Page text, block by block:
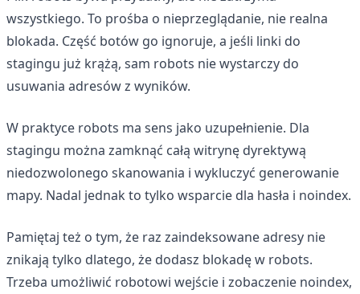
wszystkiego. To prośba o nieprzeglądanie, nie realna
blokada. Część botów go ignoruje, a jeśli linki do
stagingu już krążą, sam robots nie wystarczy do
usuwania adresów z wyników.
W praktyce robots ma sens jako uzupełnienie. Dla
stagingu można zamknąć całą witrynę dyrektywą
niedozwolonego skanowania i wykluczyć generowanie
mapy. Nadal jednak to tylko wsparcie dla hasła i noindex.
Pamiętaj też o tym, że raz zaindeksowane adresy nie
znikają tylko dlatego, że dodasz blokadę w robots.
Trzeba umożliwić robotowi wejście i zobaczenie noindex,